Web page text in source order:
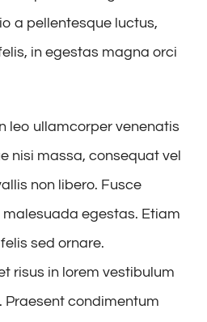
a pellentesque luctus,
in egestas magna orci
leo ullamcorper venenatis
nisi massa, consequat vel
non libero. Fusce
egestas. Etiam
sed ornare.
risus in lorem vestibulum
Praesent condimentum